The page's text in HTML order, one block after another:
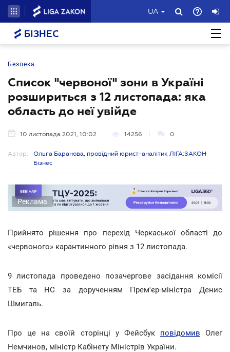
UA
БІЗНЕС
Безпека
Список "червоної" зони в Україні
розшириться з 12 листопада: яка
область до неї увійде
10 листопада 2021, 10:02 14256 0
Автор:
Ольга Баранова, провідний юрист-аналітик ЛІГА:ЗАКОН
Бізнес
Реклама
Прийнято рішення про перехід Черкаської області до
«червоного» карантинного рівня з 12 листопада.
9 листопада проведено позачергове засідання комісії
ТЕБ та НС за дорученням Прем'єр-міністра Денис
Шмигаль.
Про це на своїй сторінці у Фейсбук повідомив Олег
Немчинов, міністр Кабінету Міністрів України.